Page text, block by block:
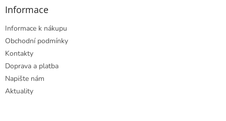
Informace
Informace k nákupu
Obchodní podmínky
Kontakty
Doprava a platba
Napište nám
Aktuality